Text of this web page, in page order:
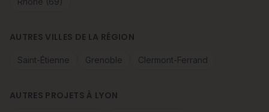
AUTRES VILLES DE LA RÉGION
Saint-Étienne Grenoble Clermont-Ferrand
AUTRES PROJETS À LYON